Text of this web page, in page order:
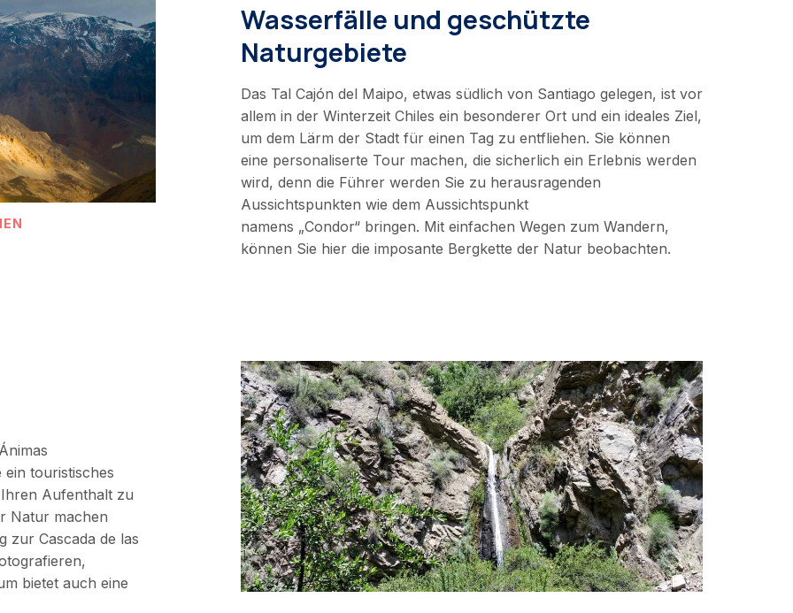
Wasserfälle und geschützte
Naturgebiete
Das Tal Cajón del Maipo, etwas südlich von Santiago gelegen, ist vor
allem in der Winterzeit Chiles ein besonderer Ort und ein ideales Ziel,
um dem Lärm der Stadt für einen Tag zu entfliehen. Sie können
eine personaliserte Tour machen, die sicherlich ein Erlebnis werden
wird, denn die Führer werden Sie zu herausragenden
Aussichtspunkten wie dem Aussichtspunkt
namens „Condor“ bringen. Mit einfachen Wegen zum Wandern,
können Sie hier die imposante Bergkette der Natur beobachten.
touristisches
Aufenthalt zu
Natur machen
zur Cascada de las
bietet auch eine